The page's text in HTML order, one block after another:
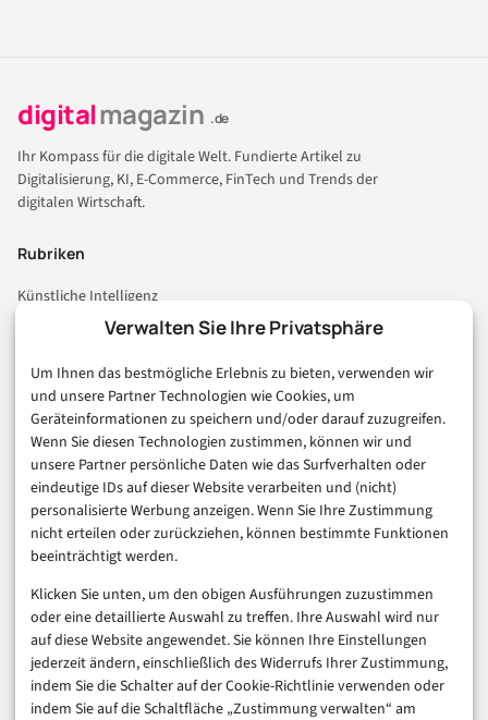
Verwalten Sie Ihre Privatsphäre
Um Ihnen das bestmögliche Erlebnis zu bieten, verwenden wir
und unsere Partner Technologien wie Cookies, um
Geräteinformationen zu speichern und/oder darauf zuzugreifen.
Wenn Sie diesen Technologien zustimmen, können wir und
unsere Partner persönliche Daten wie das Surfverhalten oder
eindeutige IDs auf dieser Website verarbeiten und (nicht)
personalisierte Werbung anzeigen. Wenn Sie Ihre Zustimmung
nicht erteilen oder zurückziehen, können bestimmte Funktionen
beeinträchtigt werden.
Klicken Sie unten, um den obigen Ausführungen zuzustimmen
oder eine detaillierte Auswahl zu treffen. Ihre Auswahl wird nur
auf diese Website angewendet. Sie können Ihre Einstellungen
jederzeit ändern, einschließlich des Widerrufs Ihrer Zustimmung,
indem Sie die Schalter auf der Cookie-Richtlinie verwenden oder
indem Sie auf die Schaltfläche „Zustimmung verwalten“ am
digitalmagazin .de
Ihr Kompass für die digitale Welt. Fundierte Artikel zu
Digitalisierung, KI, E-Commerce, FinTech und Trends der
digitalen Wirtschaft.
Rubriken
Künstliche Intelligenz
Technologie & IT
Consumer & Digital Life
Marketing
Finanzen & FinTech
Business & Karriere
Sicherheit & Recht
Digitalisierung
Marketing
Magazin
Unsere Redaktion
Werbeformate & Media Kit